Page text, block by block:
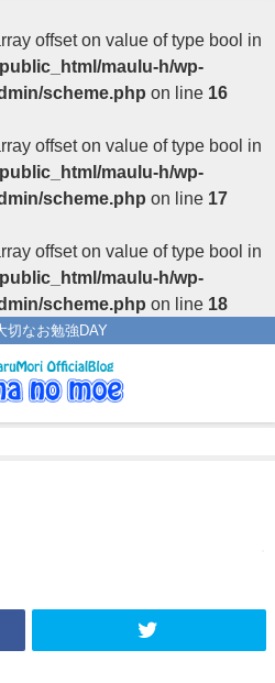
offset on value of type bool in
maulu-h/wp-
scheme.php on line 16
offset on value of type bool in
maulu-h/wp-
scheme.php on line 17
offset on value of type bool in
maulu-h/wp-
scheme.php on line 18
切なお勉強DAY